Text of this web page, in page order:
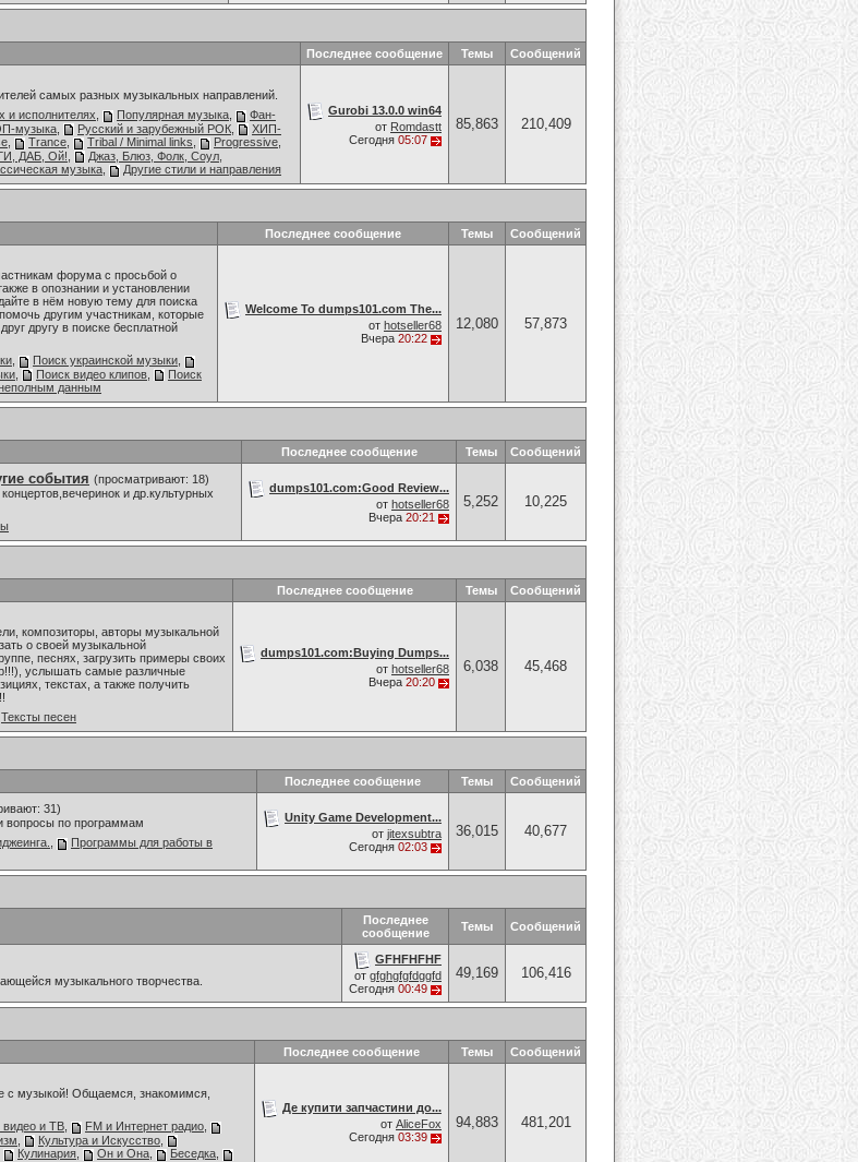
Последнее сообщение Темы Сообщений
самых разных музыкальных направлений.
и исполнителях Популярная музыка
Фан-
музыка Русский и зарубежный РОК
ХИП-
Trance Tribal / Minimal links Progressive
ДАБ, Ой!
Джаз, Блюз, Фолк, Соул,
музыка Другие стили и направления
Gurobi 13.0.0 win64
от Romdastt
Сегодня 05:07
85,863 210,409
Последнее сообщение Темы Сообщений
форума с просьбой о
в опознании и установлении
в нём новую тему для поиска
другим участникам, которые
другу в поиске бесплатной
Поиск украинской музыки
Поиск видео клипов
Поиск
данным
Welcome To dumps101.com The...
от hotseller68
Вчера 20:22
12,080 57,873
Последнее сообщение Темы Сообщений
события (просматривают: 18)
и др.культурных
dumps101.com:Good Review...
от hotseller68
Вчера 20:21
5,252 10,225
Последнее сообщение Темы Сообщений
композиторы, авторы музыкальной
о своей музыкальной
песнях, загрузить примеры своих
услышать самые различные
текстах, а также получить
Тексты песен
dumps101.com:Buying Dumps...
от hotseller68
Вчера 20:20
6,038 45,468
Последнее сообщение Темы Сообщений
31)
вопросы по программам
Программы для работы в
Unity Game Development...
от jitexsubtra
Сегодня 02:03
36,015 40,677
Последнее
сообщение
Темы Сообщений
музыкального творчества.
GFHFHFHF
от gfghgfgfdggfd
Сегодня 00:49
49,169 106,416
Последнее сообщение Темы Сообщений
с музыкой! Общаемся, знакомимся,
видео и ТВ FM и Интернет радио
Культура и Искусство
Кулинария Он и Она Беседка
Де купити запчастини до...
от AliceFox
Сегодня 03:39
94,883 481,201